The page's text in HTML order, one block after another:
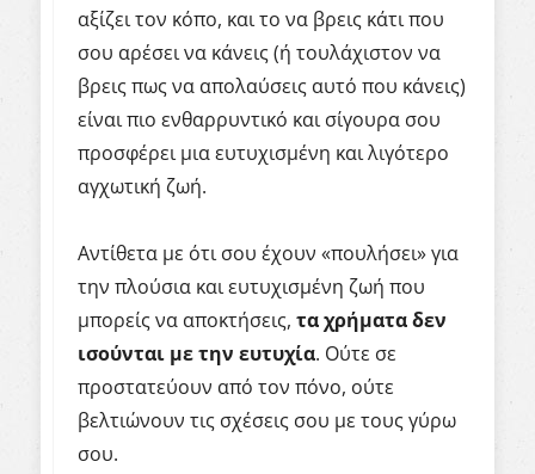
αξίζει τον κόπο, και το να βρεις κάτι που
σου αρέσει να κάνεις (ή τουλάχιστον να
βρεις πως να απολαύσεις αυτό που κάνεις)
είναι πιο ενθαρρυντικό και σίγουρα σου
προσφέρει μια ευτυχισμένη και λιγότερο
αγχωτική ζωή.
Αντίθετα με ότι σου έχουν «πουλήσει» για
την πλούσια και ευτυχισμένη ζωή που
μπορείς να αποκτήσεις, τα χρήματα δεν
ισούνται με την ευτυχία. Ούτε σε
προστατεύουν από τον πόνο, ούτε
βελτιώνουν τις σχέσεις σου με τους γύρω
σου.